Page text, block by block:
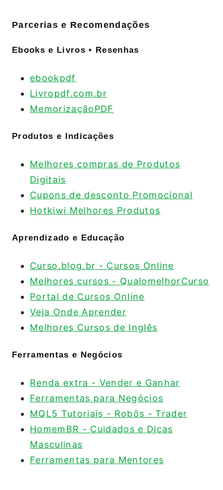
Parcerias e Recomendações
Ebooks e Livros • Resenhas
ebookpdf
Livropdf.com.br
MemorizaçãoPDF
Produtos e Indicações
Melhores compras de Produtos
Digitais
Cupons de desconto Promocional
Hotkiwi Melhores Produtos
Aprendizado e Educação
Curso.blog.br - Cursos Online
Melhores cursos - QualomelhorCurso
Portal de Cursos Online
Veja Onde Aprender
Melhores Cursos de Inglês
Ferramentas e Negócios
Renda extra - Vender e Ganhar
Ferramentas para Negócios
MQL5 Tutoriais - Robôs - Trader
HomemBR - Cuidados e Dicas
Masculinas
Ferramentas para Mentores